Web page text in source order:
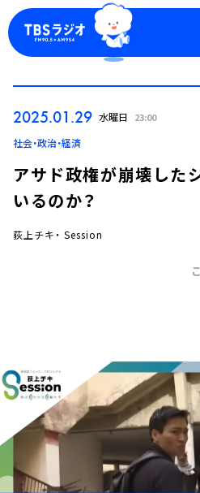
お知らせ
イベント・グッズ
YouTube
会社情報
2025.01.29 水曜日 23:00
社会・政治・経済
アサド政権が崩壊した
いるのか？
荻上チキ・ Session